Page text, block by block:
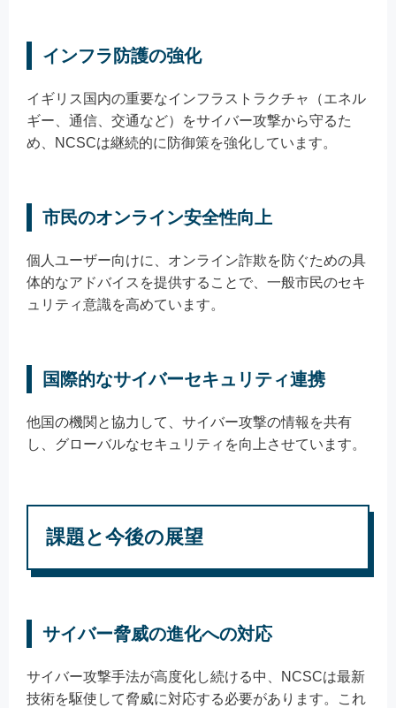
インフラ防護の強化
イギリス国内の重要なインフラストラクチャ（エネル
ギー、通信、交通など）をサイバー攻撃から守るた
め、NCSCは継続的に防御策を強化しています。
市民のオンライン安全性向上
個人ユーザー向けに、オンライン詐欺を防ぐための具
体的なアドバイスを提供することで、一般市民のセキ
ュリティ意識を高めています。
国際的なサイバーセキュリティ連携
他国の機関と協力して、サイバー攻撃の情報を共有
し、グローバルなセキュリティを向上させています。
課題と今後の展望
サイバー脅威の進化への対応
サイバー攻撃手法が高度化し続ける中、NCSCは最新
技術を駆使して脅威に対応する必要があります。これ